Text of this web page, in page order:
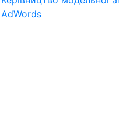
AdWords